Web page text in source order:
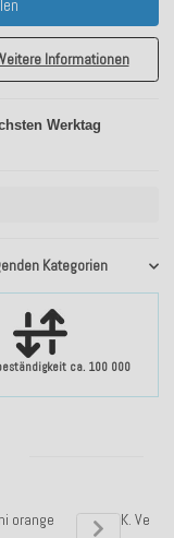
ca. 100 000
Kategorien
Informationen
Werktag
orange
H.O.C.K.